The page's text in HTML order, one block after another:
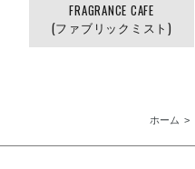
FRAGRANCE CAFE
(ファブリックミスト)
ホーム